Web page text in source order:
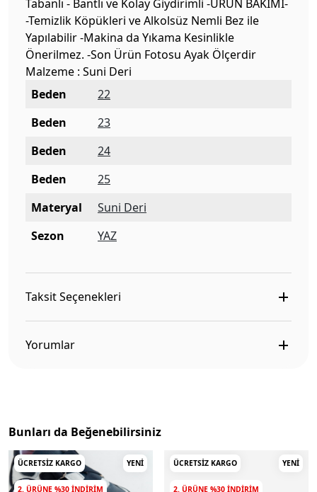
Tabanlı - Bantlı ve Kolay Giydirimli -ÜRÜN BAKIMI-
-Temizlik Köpükleri ve Alkolsüz Nemli Bez ile
Yapılabilir -Makina da Yıkama Kesinlikle
Önerilmez. -Son Ürün Fotosu Ayak Ölçerdir
Malzeme : Suni Deri
Beden
22
Beden
23
Beden
24
Beden
25
Materyal
Suni Deri
Sezon
YAZ
Taksit Seçenekleri
Yorumlar
Bunları da Beğenebilirsiniz
ÜCRETSIZ KARGO YENI
2. ÜRÜNE %30 INDIRIM
ÜCRETSIZ KARGO YENI
2. ÜRÜNE %30 INDIRIM